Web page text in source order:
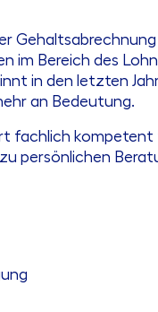
im Bereich des
in den letzten
an Bedeutung.
fachlich kompetent
persönlichen